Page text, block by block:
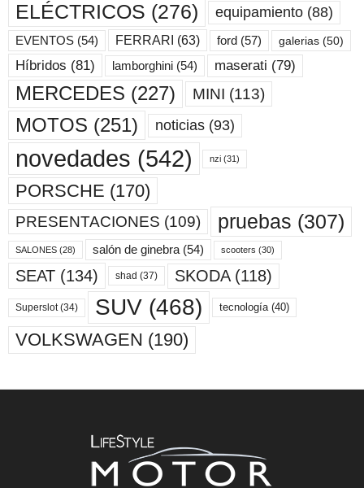
ELÉCTRICOS (276) equipamiento (88)
EVENTOS (54) FERRARI (63) ford (57) galerias (50)
Híbridos (81) lamborghini (54) maserati (79)
MERCEDES (227) MINI (113)
MOTOS (251) noticias (93)
novedades (542) nzi (31)
PORSCHE (170)
PRESENTACIONES (109) pruebas (307)
SALONES (28) salón de ginebra(54) scooters (30)
SEAT (134) shad (37) SKODA(118)
Superslot(34) SUV (468) tecnología(40)
VOLKSWAGEN (190)